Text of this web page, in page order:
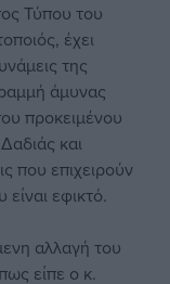
Τύπου του
έχει
της
άμυνας
προκειμένου
και
που επιχειρούν
εφικτό.
αλλαγή του
είπε ο κ.